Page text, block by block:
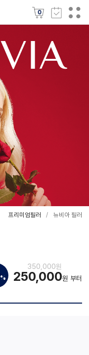
0
프리미엄필러 뉴비아 필러
%
350,000원
250,000원 부터